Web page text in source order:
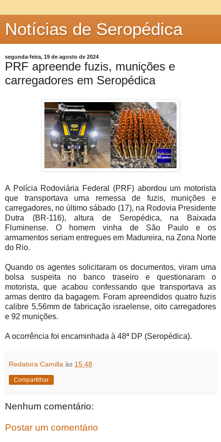
Notícias de Seropédica
segunda-feira, 19 de agosto de 2024
PRF apreende fuzis, munições e
carregadores em Seropédica
A Polícia Rodoviária Federal (PRF) abordou um motorista
que transportava uma remessa de fuzis, munições e
carregadores, no último sábado (17), na Rodovia Presidente
Dutra (BR-116), altura de Seropédica, na Baixada
Fluminense. O homem vinha de São Paulo e os
armamentos seriam entregues em Madureira, na Zona Norte
do Rio.
Quando os agentes solicitaram os documentos, viram uma
bolsa suspeita no banco traseiro e questionaram o
motorista, que acabou confessando que transportava as
armas dentro da bagagem. Foram apreendidos quatro fuzis
calibre 5,56mm de fabricação israelense, oito carregadores
e 92 munições.
A ocorrência foi encaminhada à 48ª DP (Seropédica).
Redatora Camilla às 15:48
Compartilhar
Nenhum comentário:
Postar um comentário